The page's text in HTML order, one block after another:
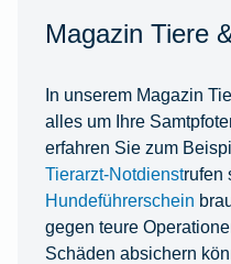
Magazin Tiere
In unserem Magazin
alles um Ihre
erfahren Sie zum
Tierarzt-Notdienstrufen
Hundeführerschein
gegen teure
Schäden absichern